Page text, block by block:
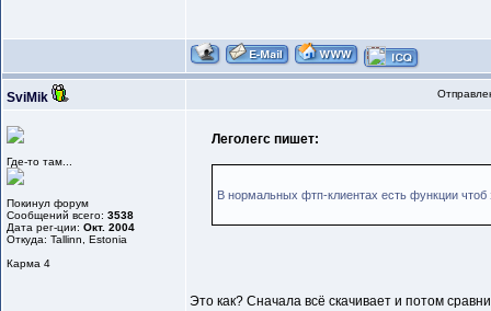
SviMik
Где-то там...
Покинул форум
Сообщений всего: 3538
Дата рег-ции: Окт. 2004
Откуда: Tallinn, Estonia
Карма 4
Леголегс пишет:
В нормальных фтп-клиентах есть функции
Это как? Сначала всё скачивает и потом